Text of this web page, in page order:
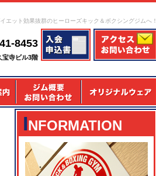
エット効果抜群のヒーローズキック＆ボクシングジムへ！
8453
宝寺ビル3階
INFORMATION